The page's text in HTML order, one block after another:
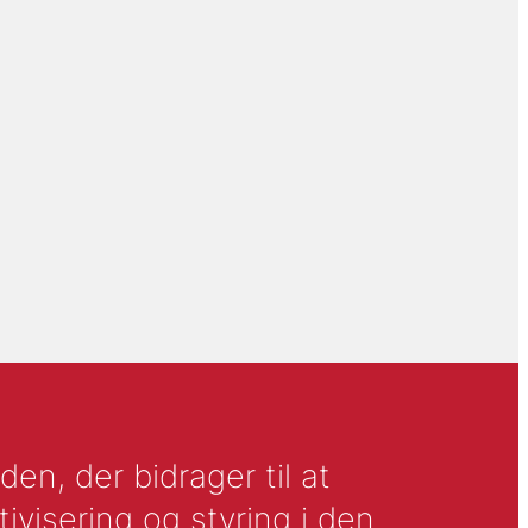
der bidrager til at
og styring i den